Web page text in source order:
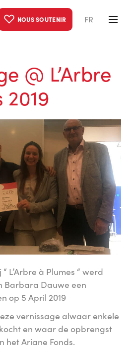
NOUS SOUTENIR FR
@ L’Arbre
L’Arbre à Plumes “ werd
Barbara Dauwe een
op 5 April 2019
vernissage alwaar enkele
en waar de opbrengst
het Ariane Fonds.